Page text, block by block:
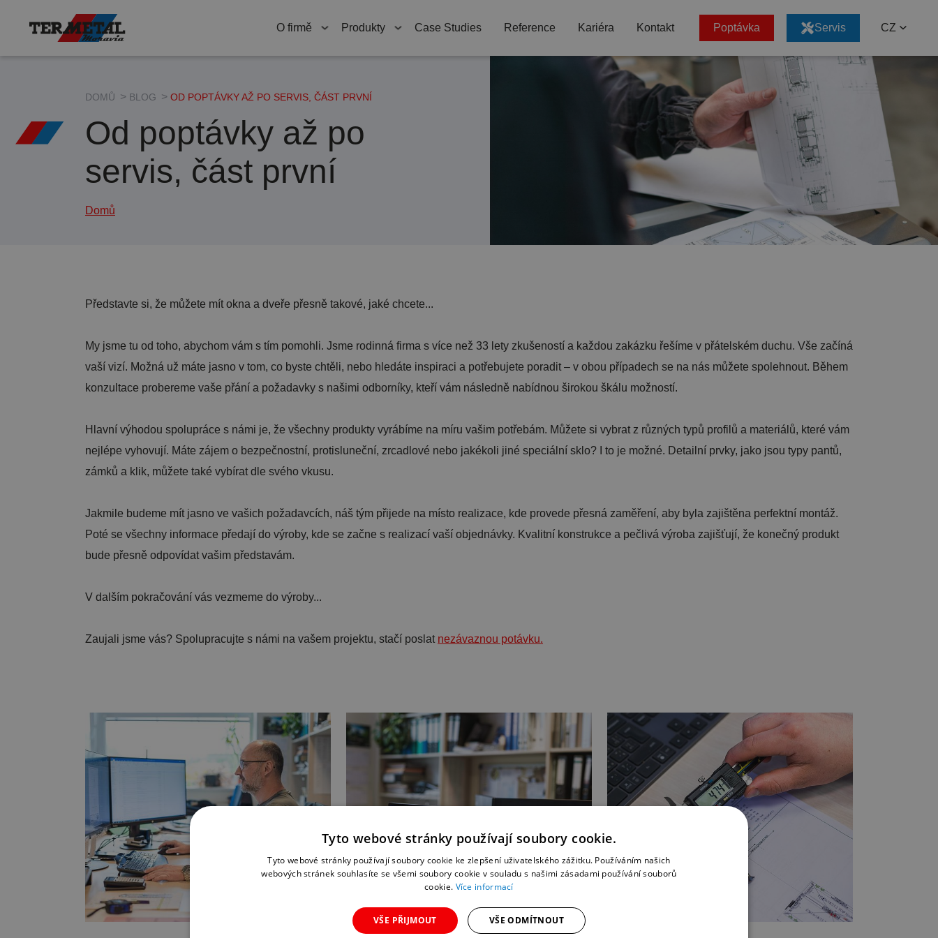
O firmě Produkty
dveře
Požární uzávěry
Case Studies Reference Kariéra Kontakt Poptávka Servis CZ
DOMŮ BLOG OD POPTÁVKY AŽ PO SERVIS, ČÁST PRVNÍ
Od poptávky až po
servis, část první
Domů
Představte si, že můžete mít okna a dveře přesně takové, jaké chcete...
My jsme tu od toho, abychom vám s tím pomohli. Jsme rodinná firma s více než 33 lety zkušeností a každou zakázku řešíme v přátelském duchu. Vše začíná
vaší vizí. Možná už máte jasno v tom, co byste chtěli, nebo hledáte inspiraci a potřebujete poradit – v obou případech se na nás můžete spolehnout. Během
konzultace probereme vaše přání a požadavky s našimi odborníky, kteří vám následně nabídnou širokou škálu možností.
Hlavní výhodou spolupráce s námi je, že všechny produkty vyrábíme na míru vašim potřebám. Můžete si vybrat z různých typů profilů a materiálů, které vám
nejlépe vyhovují. Máte zájem o bezpečnostní, protisluneční, zrcadlové nebo jakékoli jiné speciální sklo? I to je možné. Detailní prvky, jako jsou typy pantů,
zámků a klik, můžete také vybírat dle svého vkusu.
Jakmile budeme mít jasno ve vašich požadavcích, náš tým přijede na místo realizace, kde provede přesná zaměření, aby byla zajištěna perfektní montáž.
Poté se všechny informace předají do výroby, kde se začne s realizací vaší objednávky. Kvalitní konstrukce a pečlivá výroba zajišťují, že konečný produkt
bude přesně odpovídat vašim představám.
V dalším pokračování vás vezmeme do výroby...
Zaujali jsme vás? Spolupracujte s námi na vašem projektu, stačí poslat nezávaznou potávku.
Tyto webové stránky používají soubory cookie.
Tyto webové stránky používají soubory cookie ke zlepšení uživatelského zážitku. Používáním našich
webových stránek souhlasíte se všemi soubory cookie v souladu s našimi zásadami používání souborů
cookie. Více informací
VŠE PŘIJMOUT VŠE ODMÍTNOUT